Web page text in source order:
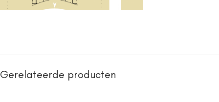
Gerelateerde producten